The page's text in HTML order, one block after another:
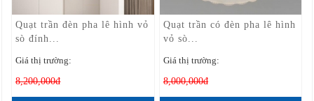
Quạt trần đèn pha lê hình vỏ
sò đính...
Giá thị trường:
8,200,000đ
Quạt trần có đèn pha lê hình
vỏ sò...
Giá thị trường:
8,000,000đ